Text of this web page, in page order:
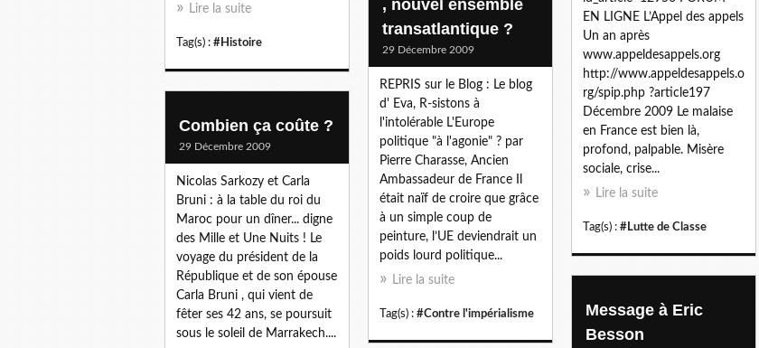
Lire la suite
Tag(s) : #Histoire
EN LIGNE L’Appel des appels
Un an après
www.appeldesappels.org
http://www.appeldesappels.o
rg/spip.php ?article197
Décembre 2009 Le malaise
en France est bien là,
profond, palpable. Misère
sociale, crise...
Lire la suite
Tag(s) : #Lutte de Classe
, nouvel ensemble
transatlantique ?
29 Décembre 2009
REPRIS sur le Blog : Le blog
d' Eva, R-sistons à
l'intolérable L'Europe
politique "à l'agonie" ? par
Pierre Charasse, Ancien
Ambassadeur de France Il
était naïf de croire que grâce
à un simple coup de
peinture, l’UE deviendrait un
poids lourd politique...
Lire la suite
Tag(s) : #Contre l'impérialisme
Combien ça coûte ?
29 Décembre 2009
Nicolas Sarkozy et Carla
Bruni : à la table du roi du
Maroc pour un dîner... digne
des Mille et Une Nuits ! Le
voyage du président de la
République et de son épouse
Carla Bruni , qui vient de
fêter ses 42 ans, se poursuit
sous le soleil de Marrakech....
Message à Eric
Besson